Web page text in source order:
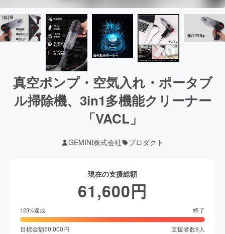
真空ポンプ・空気入れ・ポータブ
ル掃除機、3in1多機能クリーナー
「VACL」
GEMINI株式会社 プロダクト
現在の支援総額
61,600円
123%達成 終了
目標金額50,000円 支援者数9人